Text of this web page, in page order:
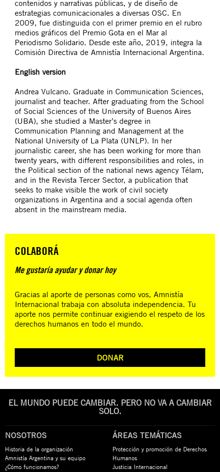
contenidos y narrativas públicas, y de diseño de
estrategias comunicacionales a diversas OSC. En
2009, fue distinguida con el primer premio en el rubro
medios gráficos del Premio Gota en el Mar al
Periodismo Solidario. Desde este año, 2019, integra la
Comisión Directiva de Amnistía Internacional Argentina.
English version
Andrea Vulcano. Graduate in Communication Sciences,
journalist and teacher. After graduating from the School
of Social Sciences of the University of Buenos Aires
(UBA), she studied a Master’s degree in
Communication Planning and Management at the
National University of La Plata (UNLP). In her
journalistic career, she has been working for more than
twenty years, with different responsibilities and roles, in
the Political section of the national news agency Télam,
and in the Revista Tercer Sector, a publication that
seeks to make visible the work of civil society
organizations in Argentina and a social agenda often
absent in the mainstream media.
COLABORÁ
Me gustaría ayudar y donar hoy
Gracias al aporte de personas como vos, Amnistía
Internacional trabaja con absoluta independencia. Tu
aporte nos permite continuar exigiendo el respeto de los
derechos humanos en todo el mundo.
DONAR
EL MUNDO PUEDE CAMBIAR. PERO NO VA A CAMBIAR
SOLO.
NOSOTROS
Historia de la organización
Amnistía Argentina y su equipo
¿Cómo funcionamos?
ÁREAS TEMÁTICAS
Protección y promoción de Derechos
Humanos
Justicia Internacional